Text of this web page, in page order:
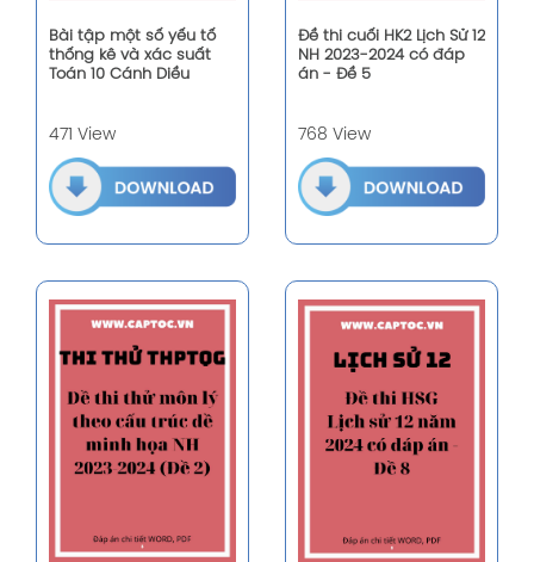
Bài tập một số yếu tố
thống kê và xác suất
Toán 10 Cánh Diều
471 View
Đề thi cuối HK2 Lịch Sử 12
NH 2023-2024 có đáp
án - Đề 5
768 View